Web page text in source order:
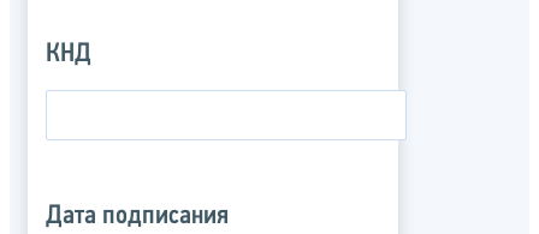
КНД
Дата подписания